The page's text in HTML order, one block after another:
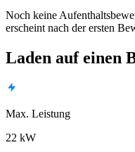
Noch keine
erscheint nach der ersten
Laden auf einen
Max. Leistung
22 kW